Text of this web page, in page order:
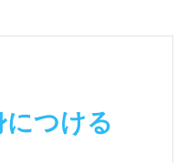
つける